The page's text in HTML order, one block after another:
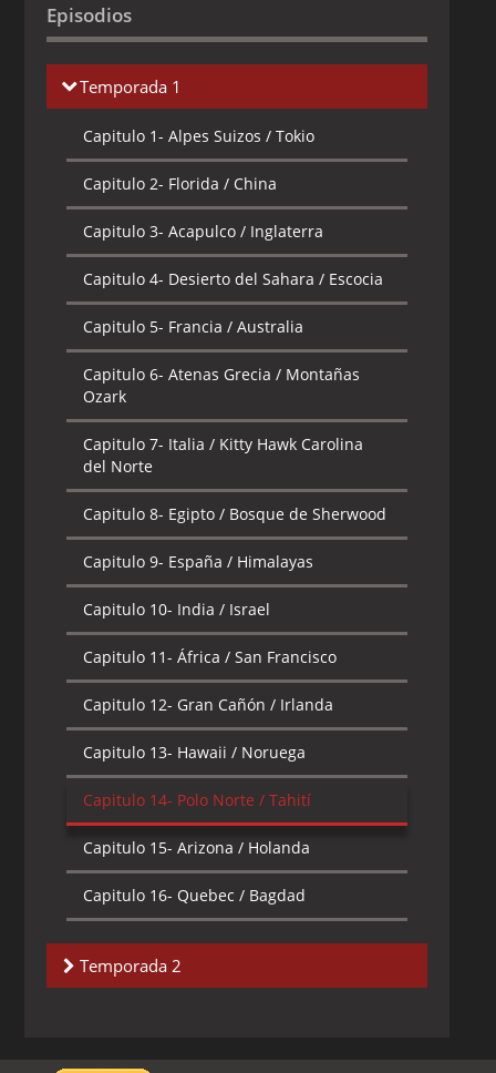
Episodios
Temporada 1
Capitulo 1- Alpes Suizos / Tokio
Capitulo 2- Florida / China
Capitulo 3- Acapulco / Inglaterra
Capitulo 4- Desierto del Sahara / Escocia
Capitulo 5- Francia / Australia
Capitulo 6- Atenas Grecia / Montañas
Ozark
Capitulo 7- Italia / Kitty Hawk Carolina
del Norte
Capitulo 8- Egipto / Bosque de Sherwood
Capitulo 9- España / Himalayas
Capitulo 10- India / Israel
Capitulo 11- África / San Francisco
Capitulo 12- Gran Cañón / Irlanda
Capitulo 13- Hawaii / Noruega
Capitulo 14- Polo Norte / Tahití
Capitulo 15- Arizona / Holanda
Capitulo 16- Quebec / Bagdad
Temporada 2
Capitulo 2-Nueva York / Turquía